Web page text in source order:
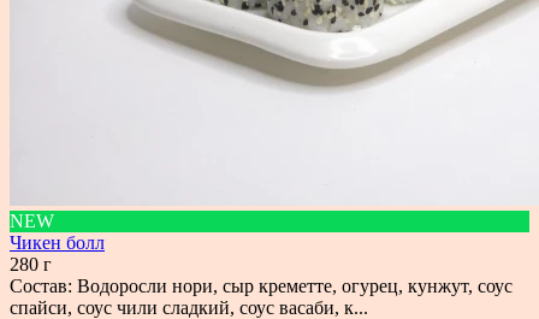
NEW
Чикен болл
280 г
Состав: Водоросли нори, сыр креметте, огурец, кунжут, соус
спайси, соус чили сладкий, соус васаби, к...